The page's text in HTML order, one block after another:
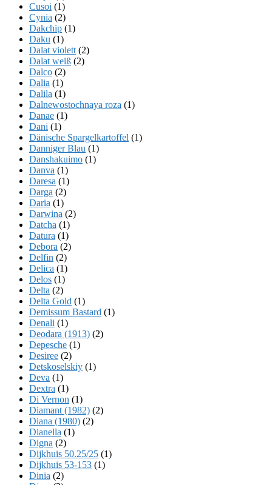
Cusoi (1)
Cynia (2)
Dakchip (1)
Daku (1)
Dalat violett (2)
Dalat weiß (2)
Dalco (2)
Dalia (1)
Dalila (1)
Dalnewostochnaya roza (1)
Danae (1)
Dani (1)
Dänische Spargelkartoffel (1)
Danniger Blau (1)
Danshakuimo (1)
Danva (1)
Daresa (1)
Darga (2)
Daria (1)
Darwina (2)
Datcha (1)
Datura (1)
Debora (2)
Delfin (2)
Delica (1)
Delos (1)
Delta (2)
Delta Gold (1)
Demissum Bastard (1)
Denali (1)
Deodara (1913) (2)
Depesche (1)
Desiree (2)
Detskoselskiy (1)
Deva (1)
Dextra (1)
Di Vernon (1)
Diamant (1982) (2)
Diana (1980) (2)
Dianella (1)
Digna (2)
Dijkhuis 50.25/25 (1)
Dijkhuis 53-153 (1)
Dinia (2)